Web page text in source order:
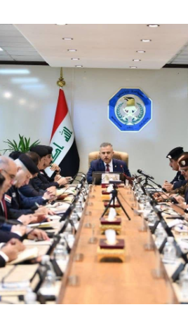
في المجالات الأكاديمية
الإمارات ـ
الإمارات ـ
الإمارات ـ 1448/
الكويت ـ 1448/02/
بتعيين اللواء حمد أحمد